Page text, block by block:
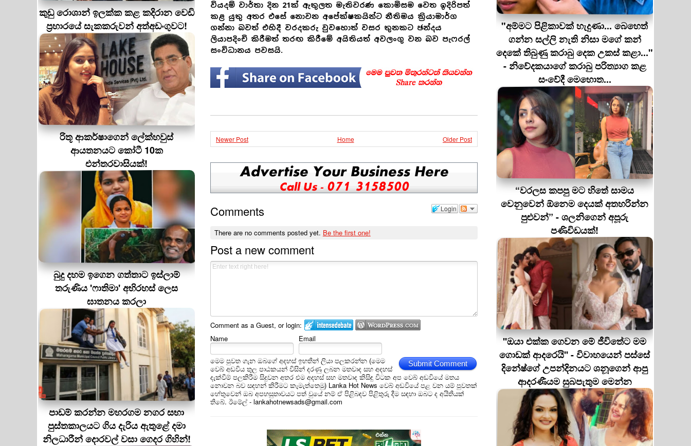
කුඩු රොශාන් ඉලක්ක කළ කදිරාන වෙඩි
ප්‍රහාරයේ සැකකරුවන් අත්අඩංගුවට!
රිතූ ආකර්ෂාගෙන් ලේක්හවුස්
ආයතනයට කෝටී 10ක
එන්තරවාසියක්!
බුදු දහම ඉගෙන ගත්තාට ඉස්ලාම්
තරුණිය 'ෆාතිමා' අභිරහස් ලෙස
ඝාතනය කරලා
පාඩම් කරන්න මහරගම නගර සභා
පුස්තකාලයට ගිය දැරිය ඇතුළේ දමා
නිලධාරීන් දොරවල් වසා ගෙදර ගිහින්!
වියදම් වාර්තා දින 21ක් ඇතුලත මැතිවරණ කොමිසම වෙත ඉදිරිපත්
කළ යුතු අතර එසේ නොවන අපේක්ෂකයින්ට නීතිමය ක්‍රියාමාර්ග
ගන්නා බවත් එහිදී වරදකරු වුවහොත් වසර තුනකට ඡන්දය
ලියාපදිංචි කිරීමත් තරඟ කිරීමේ අයිතියත් අවලංගු වන බව පැෆරල්
සංවිධානය පවසයි.
Newer Post Older Post
Home
Login
Comments
There are no comments posted yet. Be the first one!
Post a new comment
Comment as a Guest, or login:
Name
Email
Submit Comment
මෙම පුවත ගැන ඔබගේ අදහස් ඉහතින් ලියා පලකරන්න (මෙම
වෙබ් අඩවිය තුල පාඨකයන් විසින් දරණු ලබන මතවාද සහ අදහස්
දැක්වීම් පලකිරීම සිදුවන අතර එම අදහස් සහ මතවාද කිසිඳු විටක අප වෙබ් අඩවියේ මතය
නොවන බව සඳහන් කිරීමට කැමැත්තෙමු) Lanka Hot News වෙබ් අඩවියේ පළ වන යම් පුවතක්
හේතුවෙන් ඔබ අපහසුතාවයට පත් වුයේ නම් ඒ පිළිබඳව පිළිතුරු දීම සඳහා ඔබට ද අයිතියක්
තිබේ. ඊමේල් - lankahotnewsads@gmail.com
"අම්මට පිළිකාවක් හැදුණා... බෙහෙත්
ගන්න සල්ලි නැති නිසා මගේ කන්
දෙකේ තිබුණු කරාබු දෙක උකස් කළා..."
- නිවේදකයාගේ කරාබු පරිත්‍යාග කළ
සංවේදී මෙහොත...
“වරලස කපපු මට හිතේ සාමය
වෙනුවෙන් ඕනෙම දෙයක් අතහරින්න
පුළුවන්” - ශලනිගෙන් අපූරු
පණිවිඩයක්!
''ඔයා එක්ක ගෙවන මේ ජීවිතේට මම
ගොඩක් ආදරෙයි'' - විවාහයෙන් පස්සේ
දිනේෂ්ගේ උපන්දිනයට ශනූගෙන් ආපු
ආදරණීයම සුබපැතුම මෙන්න